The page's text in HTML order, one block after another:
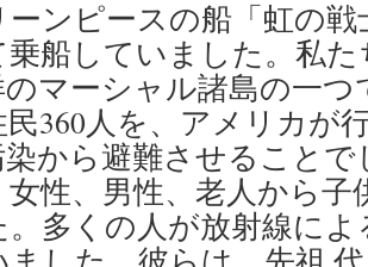
ンピースの船「虹の
乗船していました。私
マーシャル諸島の一
360人を、アメリカが
から避難させることで
性、男性、老人から子
。多くの人が放射線に